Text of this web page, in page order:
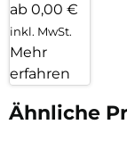
ab 0,00 €
inkl. MwSt.
Mehr
erfahren
Ähnliche